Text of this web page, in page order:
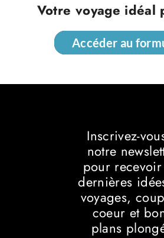
Votre voyage idéal
Accéder au
Inscrivez-
notre
pour
dernières
voyages,
coeur et
plans